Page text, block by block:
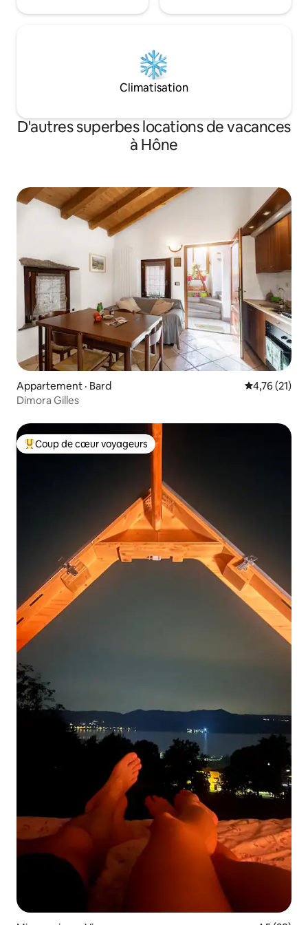
Climatisation
D'autres superbes locations de vacances
à Hône
Appartement · Bard Note
4,76 (21)
Dimora Gilles
Coup de cœur voyageurs parmi les plus aimés
Coup de cœur voyageurs